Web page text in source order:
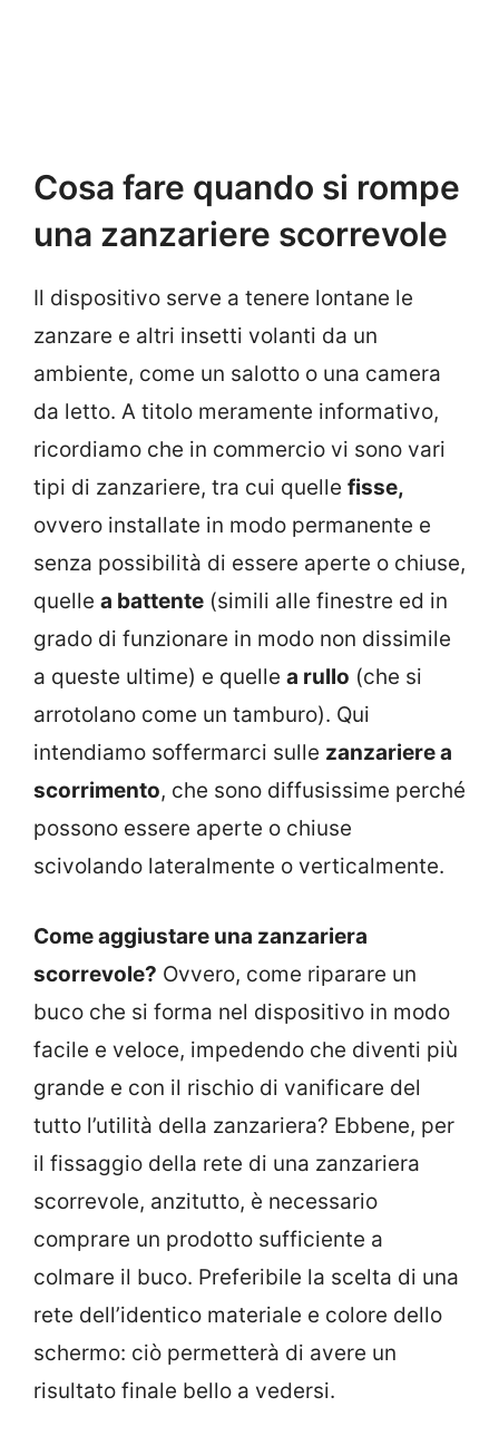
Cosa fare quando si rompe
una zanzariere scorrevole
Il dispositivo serve a tenere lontane le
zanzare e altri insetti volanti da un
ambiente, come un salotto o una camera
da letto. A titolo meramente informativo,
ricordiamo che in commercio vi sono vari
tipi di zanzariere, tra cui quelle fisse,
ovvero installate in modo permanente e
senza possibilità di essere aperte o chiuse,
quelle a battente (simili alle finestre ed in
grado di funzionare in modo non dissimile
a queste ultime) e quelle a rullo (che si
arrotolano come un tamburo). Qui
intendiamo soffermarci sulle zanzariere a
scorrimento, che sono diffusissime perché
possono essere aperte o chiuse
scivolando lateralmente o verticalmente.
Come aggiustare una zanzariera
scorrevole? Ovvero, come riparare un
buco che si forma nel dispositivo in modo
facile e veloce, impedendo che diventi più
grande e con il rischio di vanificare del
tutto l’utilità della zanzariera? Ebbene, per
il fissaggio della rete di una zanzariera
scorrevole, anzitutto, è necessario
comprare un prodotto sufficiente a
colmare il buco. Preferibile la scelta di una
rete dell’identico materiale e colore dello
schermo: ciò permetterà di avere un
risultato finale bello a vedersi.